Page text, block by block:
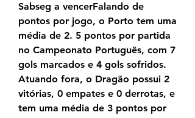
Sabseg a vencerFalando de
pontos por jogo, o Porto tem uma
média de 2. 5 pontos por partida
no Campeonato Português, com 7
gols marcados e 4 gols sofridos.
Atuando fora, o Dragão possui 2
vitórias, 0 empates e 0 derrotas, e
tem uma média de 3 pontos por